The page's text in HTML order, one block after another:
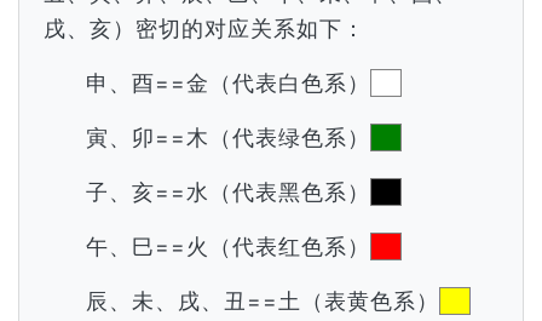
戌、亥）密切的对应关系如下：
申、酉==金（代表白色系）
寅、卯==木（代表绿色系）
子、亥==水（代表黑色系）
午、巳==火（代表红色系）
辰、未、戌、丑==土（表黄色系）